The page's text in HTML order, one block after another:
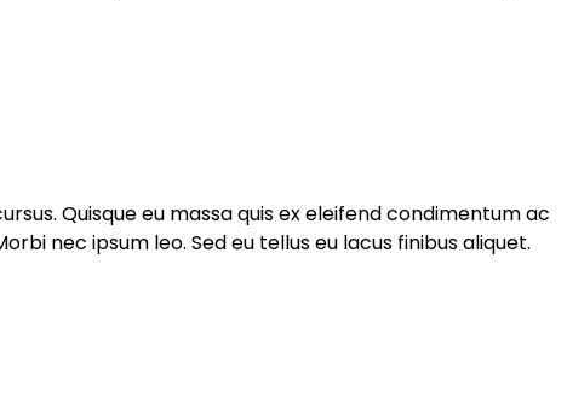
Quisque eu massa quis ex eleifend condimentum ac
nec ipsum leo. Sed eu tellus eu lacus finibus aliquet.